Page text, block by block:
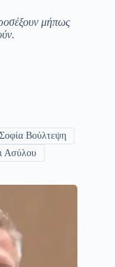
μήπως
Σοφία Βούλτεψη
Ασύλου